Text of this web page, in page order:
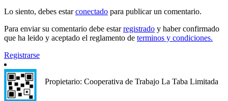
Lo siento, debes estarconectado para publicar un comentario.
Para enviar su comentario debe estarregistrado y haber confirmado
que ha leido y aceptado el reglamento de terminos y condiciones.
Registrarse
Propietario: Cooperativa de Trabajo La Taba Limitada